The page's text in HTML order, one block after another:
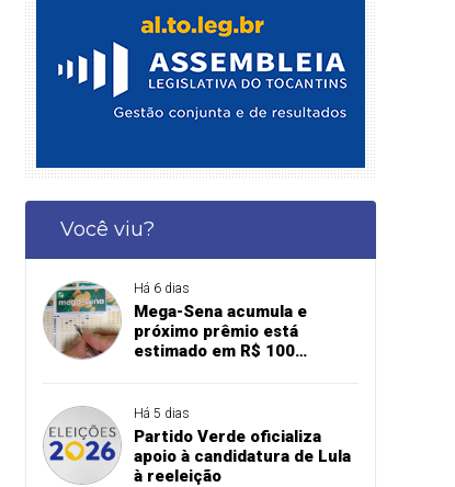
Você viu?
Há 6 dias
Mega-Sena acumula e
próximo prêmio está
estimado em R$ 100
Há 5 dias
Partido Verde oficializa
apoio à candidatura de Lula
à reeleição